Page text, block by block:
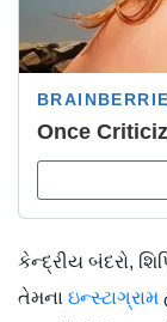
કેન્દ્રીય બંદરો,
તેમના ઇન્સ્ટાગ્રામ